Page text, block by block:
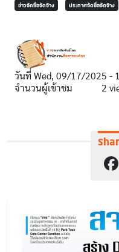
ข่าวจัดซื้อจัดจ้าง ประกาศจัดซื้อจัดจ้าง
วันที่ Wed, 09/17/2025 -
จำนวนผู้เข้าชม
2